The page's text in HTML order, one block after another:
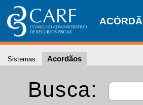
Sistemas: Acordãos
Busca: